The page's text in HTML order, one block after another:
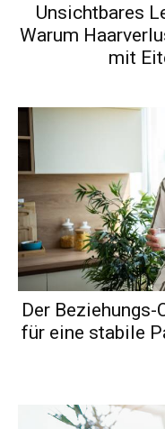
Unsichtbares
Warum
mit
Der
für eine stabile